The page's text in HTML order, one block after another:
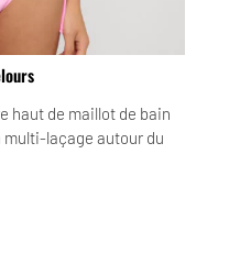
haut de maillot de bain
multi-laçage autour du